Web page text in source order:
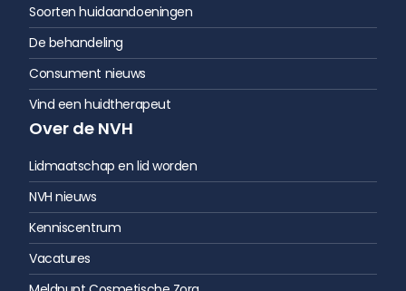
Soorten huidaandoeningen
De behandeling
Consument nieuws
Vind een huidtherapeut
Over de NVH
Lidmaatschap en lid worden
NVH nieuws
Kenniscentrum
Vacatures